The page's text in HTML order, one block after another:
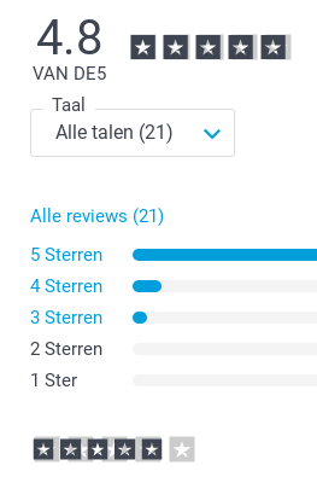
4.8
VAN DE5
Taal
Alle reviews (21)
5 Sterren
4 Sterren
3 Sterren
2 Sterren
1 Ster